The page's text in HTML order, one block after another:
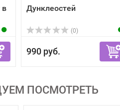
в
Дунклеостей
(0)
990 руб.
ПОСМОТРЕТЬ